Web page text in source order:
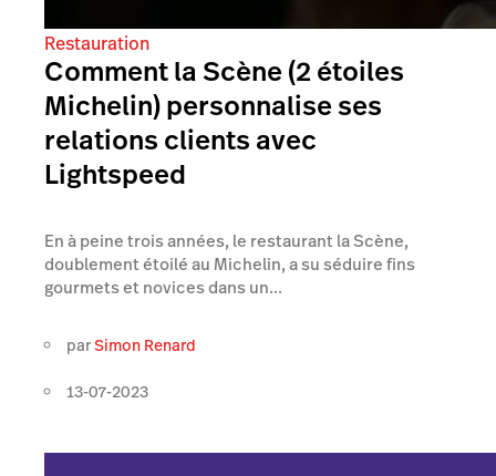
Restauration
Comment la Scène (2 étoiles
Michelin) personnalise ses
relations clients avec
Lightspeed
En à peine trois années, le restaurant la Scène,
doublement étoilé au Michelin, a su séduire fins
gourmets et novices dans un...
parSimon Renard
13-07-2023